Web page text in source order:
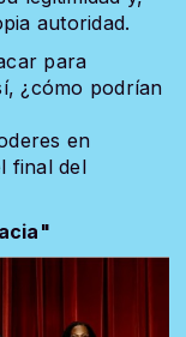
autoridad.
para
¿cómo podrían
en
final del